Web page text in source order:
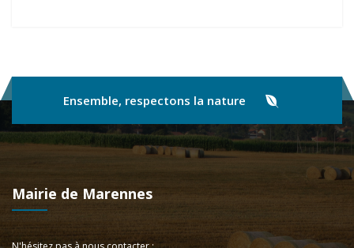
Ensemble, respectons la nature
Mairie de Marennes
N'hésitez pas à nous contacter :